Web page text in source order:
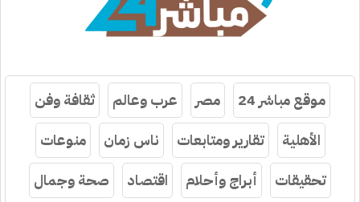
موقع مباشر 24 مصر عرب وعالم
ثقافة وفن
الأهلية
تقارير ومتابعات ناس زمان
منوعات
تحقيقات
أبراج وأحلام اقتصاد صحة وجمال